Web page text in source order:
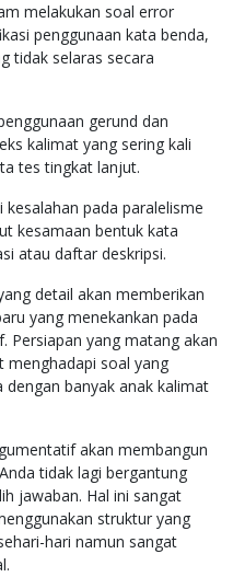
melakukan soal error
penggunaan kata benda,
tidak selaras secara
gerund dan
kalimat yang sering kali
tes tingkat lanjut.
pada paralelisme
kesamaan bentuk kata
atau daftar deskripsi.
detail akan memberikan
yang menekankan pada
Persiapan yang matang akan
soal yang
banyak anak kalimat
akan membangun
tidak lagi bergantung
jawaban. Hal ini sangat
struktur yang
hari namun sangat